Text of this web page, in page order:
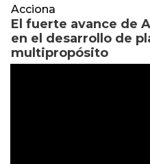
Acciona
El fuerte avance de
en el desarrollo de
multipropósito